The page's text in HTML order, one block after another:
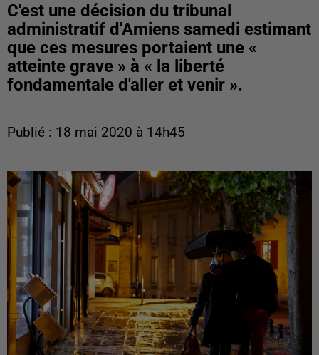
C'est une décision du tribunal
administratif d'Amiens samedi estimant
que ces mesures portaient une «
atteinte grave » à « la liberté
fondamentale d'aller et venir ».
Publié : 18 mai 2020 à 14h45